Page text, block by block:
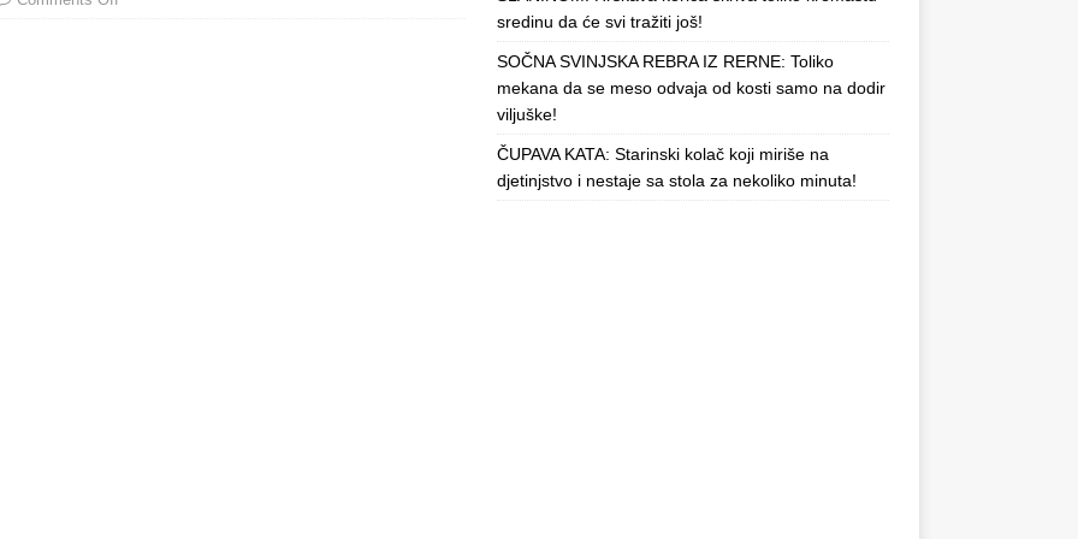
sredinu da će svi tražiti još!
SOČNA SVINJSKA REBRA IZ RERNE: Toliko
mekana da se meso odvaja od kosti samo na dodir
viljuške!
ČUPAVA KATA: Starinski kolač koji miriše na
djetinjstvo i nestaje sa stola za nekoliko minuta!